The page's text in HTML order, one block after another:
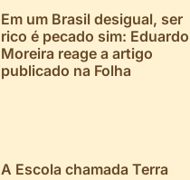
Em um Brasil desigual, ser
rico é pecado sim: Eduardo
Moreira reage a artigo
publicado na Folha
A Escola chamada Terra